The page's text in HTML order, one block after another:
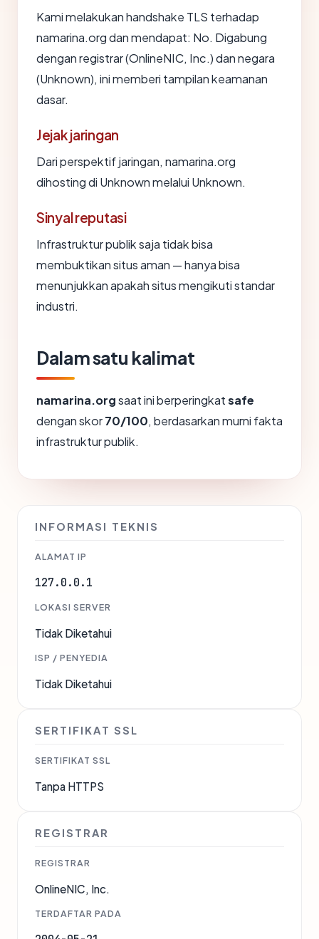
Kami melakukan handshake TLS terhadap
namarina.org dan mendapat: No. Digabung
dengan registrar (OnlineNIC, Inc.) dan negara
(Unknown), ini memberi tampilan keamanan
dasar.
Jejak jaringan
Dari perspektif jaringan, namarina.org
dihosting di Unknown melalui Unknown.
Sinyal reputasi
Infrastruktur publik saja tidak bisa
membuktikan situs aman — hanya bisa
menunjukkan apakah situs mengikuti standar
industri.
Dalam satu kalimat
namarina.orgsaat ini berperingkatsafe
dengan skor70/100, berdasarkan murni fakta
infrastruktur publik.
INFORMASI TEKNIS
ALAMAT IP
127.0.0.1
LOKASI SERVER
Tidak Diketahui
ISP / PENYEDIA
Tidak Diketahui
SERTIFIKAT SSL
SERTIFIKAT SSL
Tanpa HTTPS
REGISTRAR
REGISTRAR
OnlineNIC, Inc.
TERDAFTAR PADA